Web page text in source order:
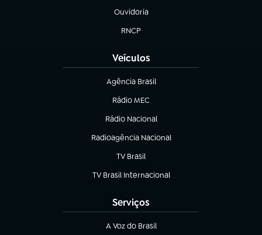
Ouvidoria
(abre em nova aba)
RNCP
(abre em nova aba)
Veículos
Agência Brasil
(abre em nova aba)
Rádio MEC
(abre em nova aba)
Rádio Nacional
Radioagência Nacional
(abre em nova aba)
TV Brasil
(abre em nova aba)
TV Brasil Internacional
(abre em nova aba)
Serviços
A Voz do Brasil
(abre em nova aba)